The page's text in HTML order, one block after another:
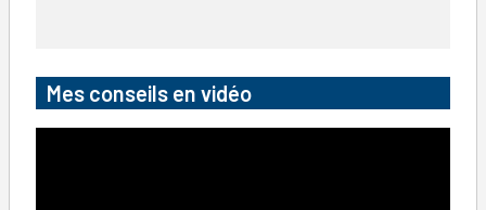
Mes conseils en vidéo